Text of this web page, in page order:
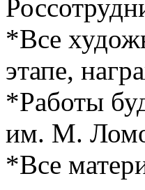
*Все
этапе,
*Работы
им. М.
*Все